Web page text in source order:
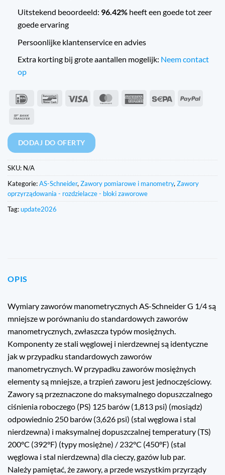
Uitstekend beoordeeld: 96.42% heeft een goede tot zeer
goede ervaring
Persoonlijke klantenservice en advies
Extra korting bij grote aantallen mogelijk: Neem contact
op
IDeal BancontactWiza MasterCardAmerican Sepa
PayPal
DODAJ DO OFERTY
SKU: N/A
Kategorie:AS-Schneider,Zawory pomiarowe i manometry,Zawory
oprzyrządowania - rozdzielacze - bloki zaworowe
Tag:update2026
OPIS
Wymiary zaworów manometrycznych AS-Schneider G 1/4 są
mniejsze w porównaniu do standardowych zaworów
manometrycznych, zwłaszcza typów mosiężnych.
Komponenty ze stali węglowej i nierdzewnej są identyczne
jak w przypadku standardowych zaworów
manometrycznych. W przypadku zaworów mosiężnych
elementy są mniejsze, a trzpień zaworu jest jednoczęściowy.
Zawory są przeznaczone do maksymalnego dopuszczalnego
ciśnienia roboczego (PS) 125 barów (1,813 psi) (mosiądz)
odpowiednio 250 barów (3,626 psi) (stal węglowa i stal
nierdzewna) i maksymalnej dopuszczalnej temperatury (TS)
200°C (392°F) (typy mosiężne) / 232°C (450°F) (stal
węglowa i stal nierdzewna) dla cieczy, gazów lub par.
Należy pamiętać, że zawory, a przede wszystkim przyrządy